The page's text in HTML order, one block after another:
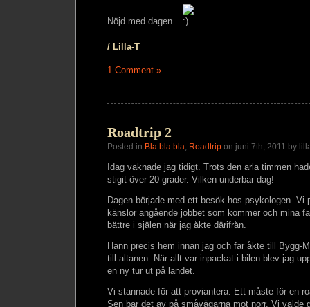
Nöjd med dagen.
/ Lilla-T
1 Comment »
Roadtrip 2
Posted in Bla bla bla, Roadtrip on juni 7th, 2011 by
Idag vaknade jag tidigt. Trots den arla timmen
stigit över 20 grader. Vilken underbar dag!
Dagen började med ett besök hos psykologen. Vi
känslor angående jobbet som kommer och mina
bättre i själen när jag åkte därifrån.
Hann precis hem innan jag och far åkte till Bygg-
till altanen. När allt var inpackat i bilen blev jag
en ny tur ut på landet.
Vi stannade för att proviantera. Ett måste för en
Sen bar det av på småvägarna mot norr. Vi valde